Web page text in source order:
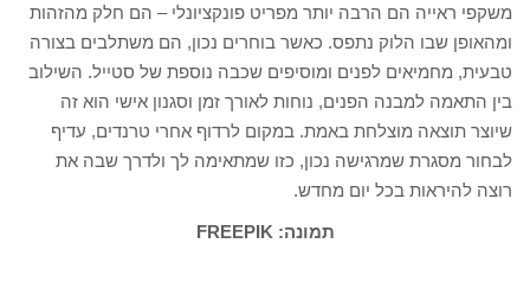
משקפי ראייה הם הרבה יותר מפריט פונקציונלי – הם חלק מהזהות
ומהאופן שבו הלוק נתפס. כאשר בוחרים נכון, הם משתלבים בצורה
טבעית, מחמיאים לפנים ומוסיפים שכבה נוספת של סטייל. השילוב
בין התאמה למבנה הפנים, נוחות לאורך זמן וסגנון אישי הוא זה
שיוצר תוצאה מוצלחת באמת. במקום לרדוף אחרי טרנדים, עדיף
לבחור מסגרת שמרגישה נכון, כזו שמתאימה לך ולדרך שבה את
רוצה להיראות בכל יום מחדש.
תמונה: FREEPIK